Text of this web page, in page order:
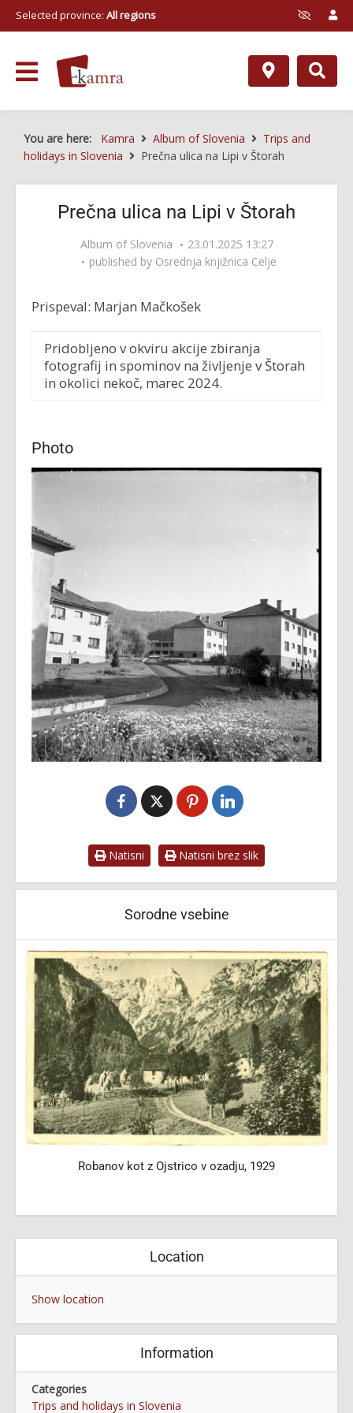
Selected province: All regions
You are here: Kamra Album of Slovenia
Trips and
holidays in Slovenia
Prečna ulica na Lipi v Štorah
Prečna ulica na Lipi v Štorah
Album of Slovenia
23.01.2025 13:27
published by Osrednja knjižnica Celje
Prispeval: Marjan Mačkošek
Pridobljeno v okviru akcije zbiranja
fotografij in spominov na življenje v Štorah
in okolici nekoč, marec 2024.
Photo
Natisni Natisni brez slik
Sorodne vsebine
Robanov kot z Ojstrico v ozadju, 1929
Location
Show location
Information
Categories
Trips and holidays in Slovenia